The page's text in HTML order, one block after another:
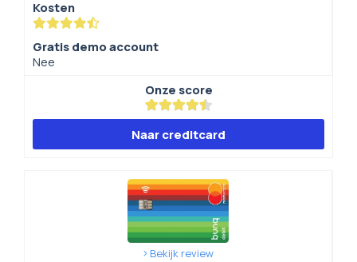
Kosten
Gratis demo account
Nee
Onze score
Naar creditcard
Bekijk review